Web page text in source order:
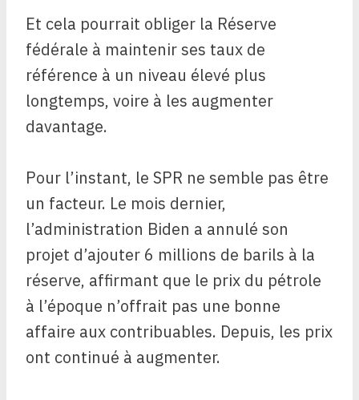
Et cela pourrait obliger la Réserve
fédérale à maintenir ses taux de
référence à un niveau élevé plus
longtemps, voire à les augmenter
davantage.
Pour l’instant, le SPR ne semble pas être
un facteur. Le mois dernier,
l’administration Biden a annulé son
projet d’ajouter 6 millions de barils à la
réserve, affirmant que le prix du pétrole
à l’époque n’offrait pas une bonne
affaire aux contribuables. Depuis, les prix
ont continué à augmenter.